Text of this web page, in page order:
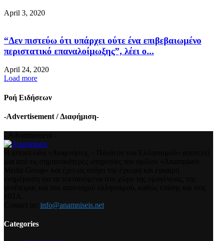
April 3, 2020
“Δεν πιστεύω ότι υπάρχει ούτε ένα επιβεβαιωμένο
περιστατικό επαναλοίμωξης”, λέει ο...
April 24, 2020
Load more
Ροή Ειδήσεων
-Advertisement / Διαφήμιση-
info@anamniseis.net
Categories